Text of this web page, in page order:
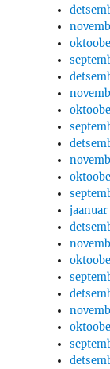
jaanuar